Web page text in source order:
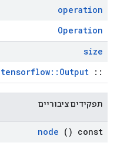
operation
Operation
size
::
tensorflow::Output
תפקידים ציבוריים
node () const